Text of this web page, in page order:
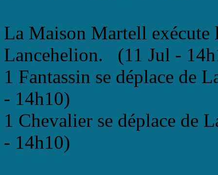
La Maison Martell exécute
Lancehelion. (11 Jul -
1 Fantassin se déplace de
- 14h10)
1 Chevalier se déplace de
- 14h10)